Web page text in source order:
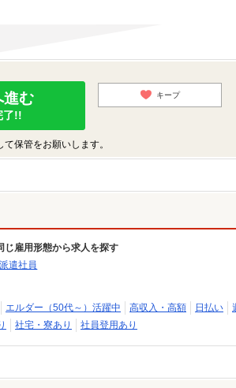
進む
了!!
キープ
保管をお願いします。
じ雇用形態から求人を探す
派遣社員
エルダー（50代～）活躍中 高収入・高額 日払い
社宅・寮あり 社員登用あり